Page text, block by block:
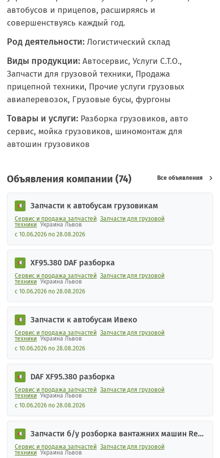
автобусов и прицепов, расширяясь и
совершенствуясь каждый год.
Род деятельности: Логистический склад
Виды продукции: Автосервис, Услуги С.Т.О.,
Запчасти для грузовой техники, Продажа
прицепной техники, Прочие услуги грузовых
авиаперевозок, Грузовые бусы, фургоны
Товары и услуги: Разборка грузовиков, авто
сервис, мойка грузовиков, шиномонтаж для
автошин грузовиков
Объявления компании (74) Все объявления
Запчасти к автобусам грузовикам
Сервис и продажа запчастей Запчасти для грузовой
техники Украина Львов
с 10.06.2026 по 28.08.2026
XF95.380 DAF разборка
Сервис и продажа запчастей Запчасти для грузовой
техники Украина Львов
с 10.06.2026 по 28.08.2026
Запчасти к автобусам Ивеко
Сервис и продажа запчастей Запчасти для грузовой
техники Украина Львов
с 10.06.2026 по 28.08.2026
DAF XF95.380 разборка
Сервис и продажа запчастей Запчасти для грузовой
техники Украина Львов
с 10.06.2026 по 28.08.2026
Запчасти б/у розборка вантажних машин Ren
ault
Сервис и продажа запчастей Запчасти для грузовой
техники Украина Львов